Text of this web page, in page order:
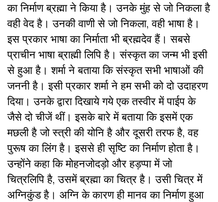
का निर्माण ब्रह्मा ने किया है। उनके मुंह से जो निकला है
वही वेद है। उनकी वाणी से जो निकला, वही भाषा है।
इस प्रकार भाषा का निर्माता भी ब्रह्मदेव हैं। सबसे
प्राचीन भाषा ब्राह्मी लिपि है। संस्कृत का जन्म भी इसी
से हुआ है। शर्मा ने बताया कि संस्कृत सभी भाषाओं की
जननी है। इसी प्रकार शर्मा ने हम सभी को दो उदाहरण
दिया। उनके द्वारा दिखाये गये एक तस्वीर में पाईप के
जैसे दो चीजें थीं। इसके बारे में बताया कि इसमें एक
मछली है जो स्त्री की योनि है और दूसरी तरफ है, वह
पुरूष का लिंग है। इससे ही सृष्टि का निर्माण होता है।
उन्होंने कहा कि मोहनजोदड़ो और हड़प्पा में जो
चित्रलिपि है, उसमें ब्रह्मा का चित्र है। उसी चित्र में
अग्निकुंड है। अग्नि के कारण ही मानव का निर्माण हुआ